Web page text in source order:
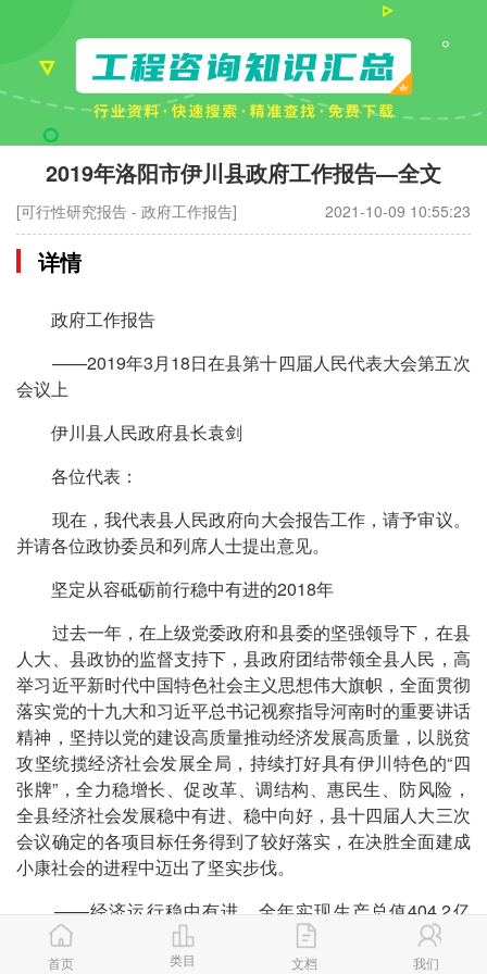
2019年洛阳市伊川县政府工作报告—全文
[可行性研究报告 - 政府工作报告] 2021-10-09 10:55:23
详情
政府工作报告
——2019年3月18日在县第十四届人民代表大会第五次
会议上
伊川县人民政府县长袁剑
各位代表：
现在，我代表县人民政府向大会报告工作，请予审议。
并请各位政协委员和列席人士提出意见。
坚定从容砥砺前行稳中有进的2018年
过去一年，在上级党委政府和县委的坚强领导下，在县
人大、县政协的监督支持下，县政府团结带领全县人民，高
举习近平新时代中国特色社会主义思想伟大旗帜，全面贯彻
落实党的十九大和习近平总书记视察指导河南时的重要讲话
精神，坚持以党的建设高质量推动经济发展高质量，以脱贫
攻坚统揽经济社会发展全局，持续打好具有伊川特色的“四
张牌”，全力稳增长、促改革、调结构、惠民生、防风险，
全县经济社会发展稳中有进、稳中向好，县十四届人大三次
会议确定的各项目标任务得到了较好落实，在决胜全面建成
小康社会的进程中迈出了坚实步伐。
——经济运行稳中有进。全年实现生产总值404.2亿
元，同比增长8.1%;一般公共预算收入22.4亿元，增长11%;
固定资产投资增长10.2%;粮食总产达到4.2亿公斤。在
首页 类目 文档 我们